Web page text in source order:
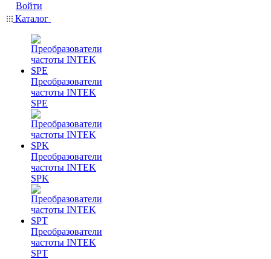
Войти
Каталог
Преобразователи
частоты INTEK
SPE
Преобразователи
частоты INTEK
SPK
Преобразователи
частоты INTEK
SPT